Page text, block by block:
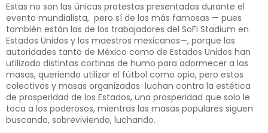
Estas no son las únicas protestas presentadas durante el
evento mundialista, pero sí de las más famosas — pues
también están las de los trabajadores del SoFi Stadium en
Estados Unidos y los maestros mexicanos—, porque las
autoridades tanto de México como de Estados Unidos han
utilizado distintas cortinas de humo para adormecer a las
masas, queriendo utilizar el fútbol como opio, pero estos
colectivos y masas organizadas luchan contra la estética
de prosperidad de los Estados, una prosperidad que solo le
toca a los poderosos, mientras las masas populares siguen
buscando, sobreviviendo, luchando.